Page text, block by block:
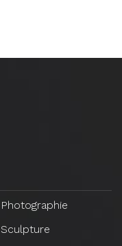
Photographie
Sculpture